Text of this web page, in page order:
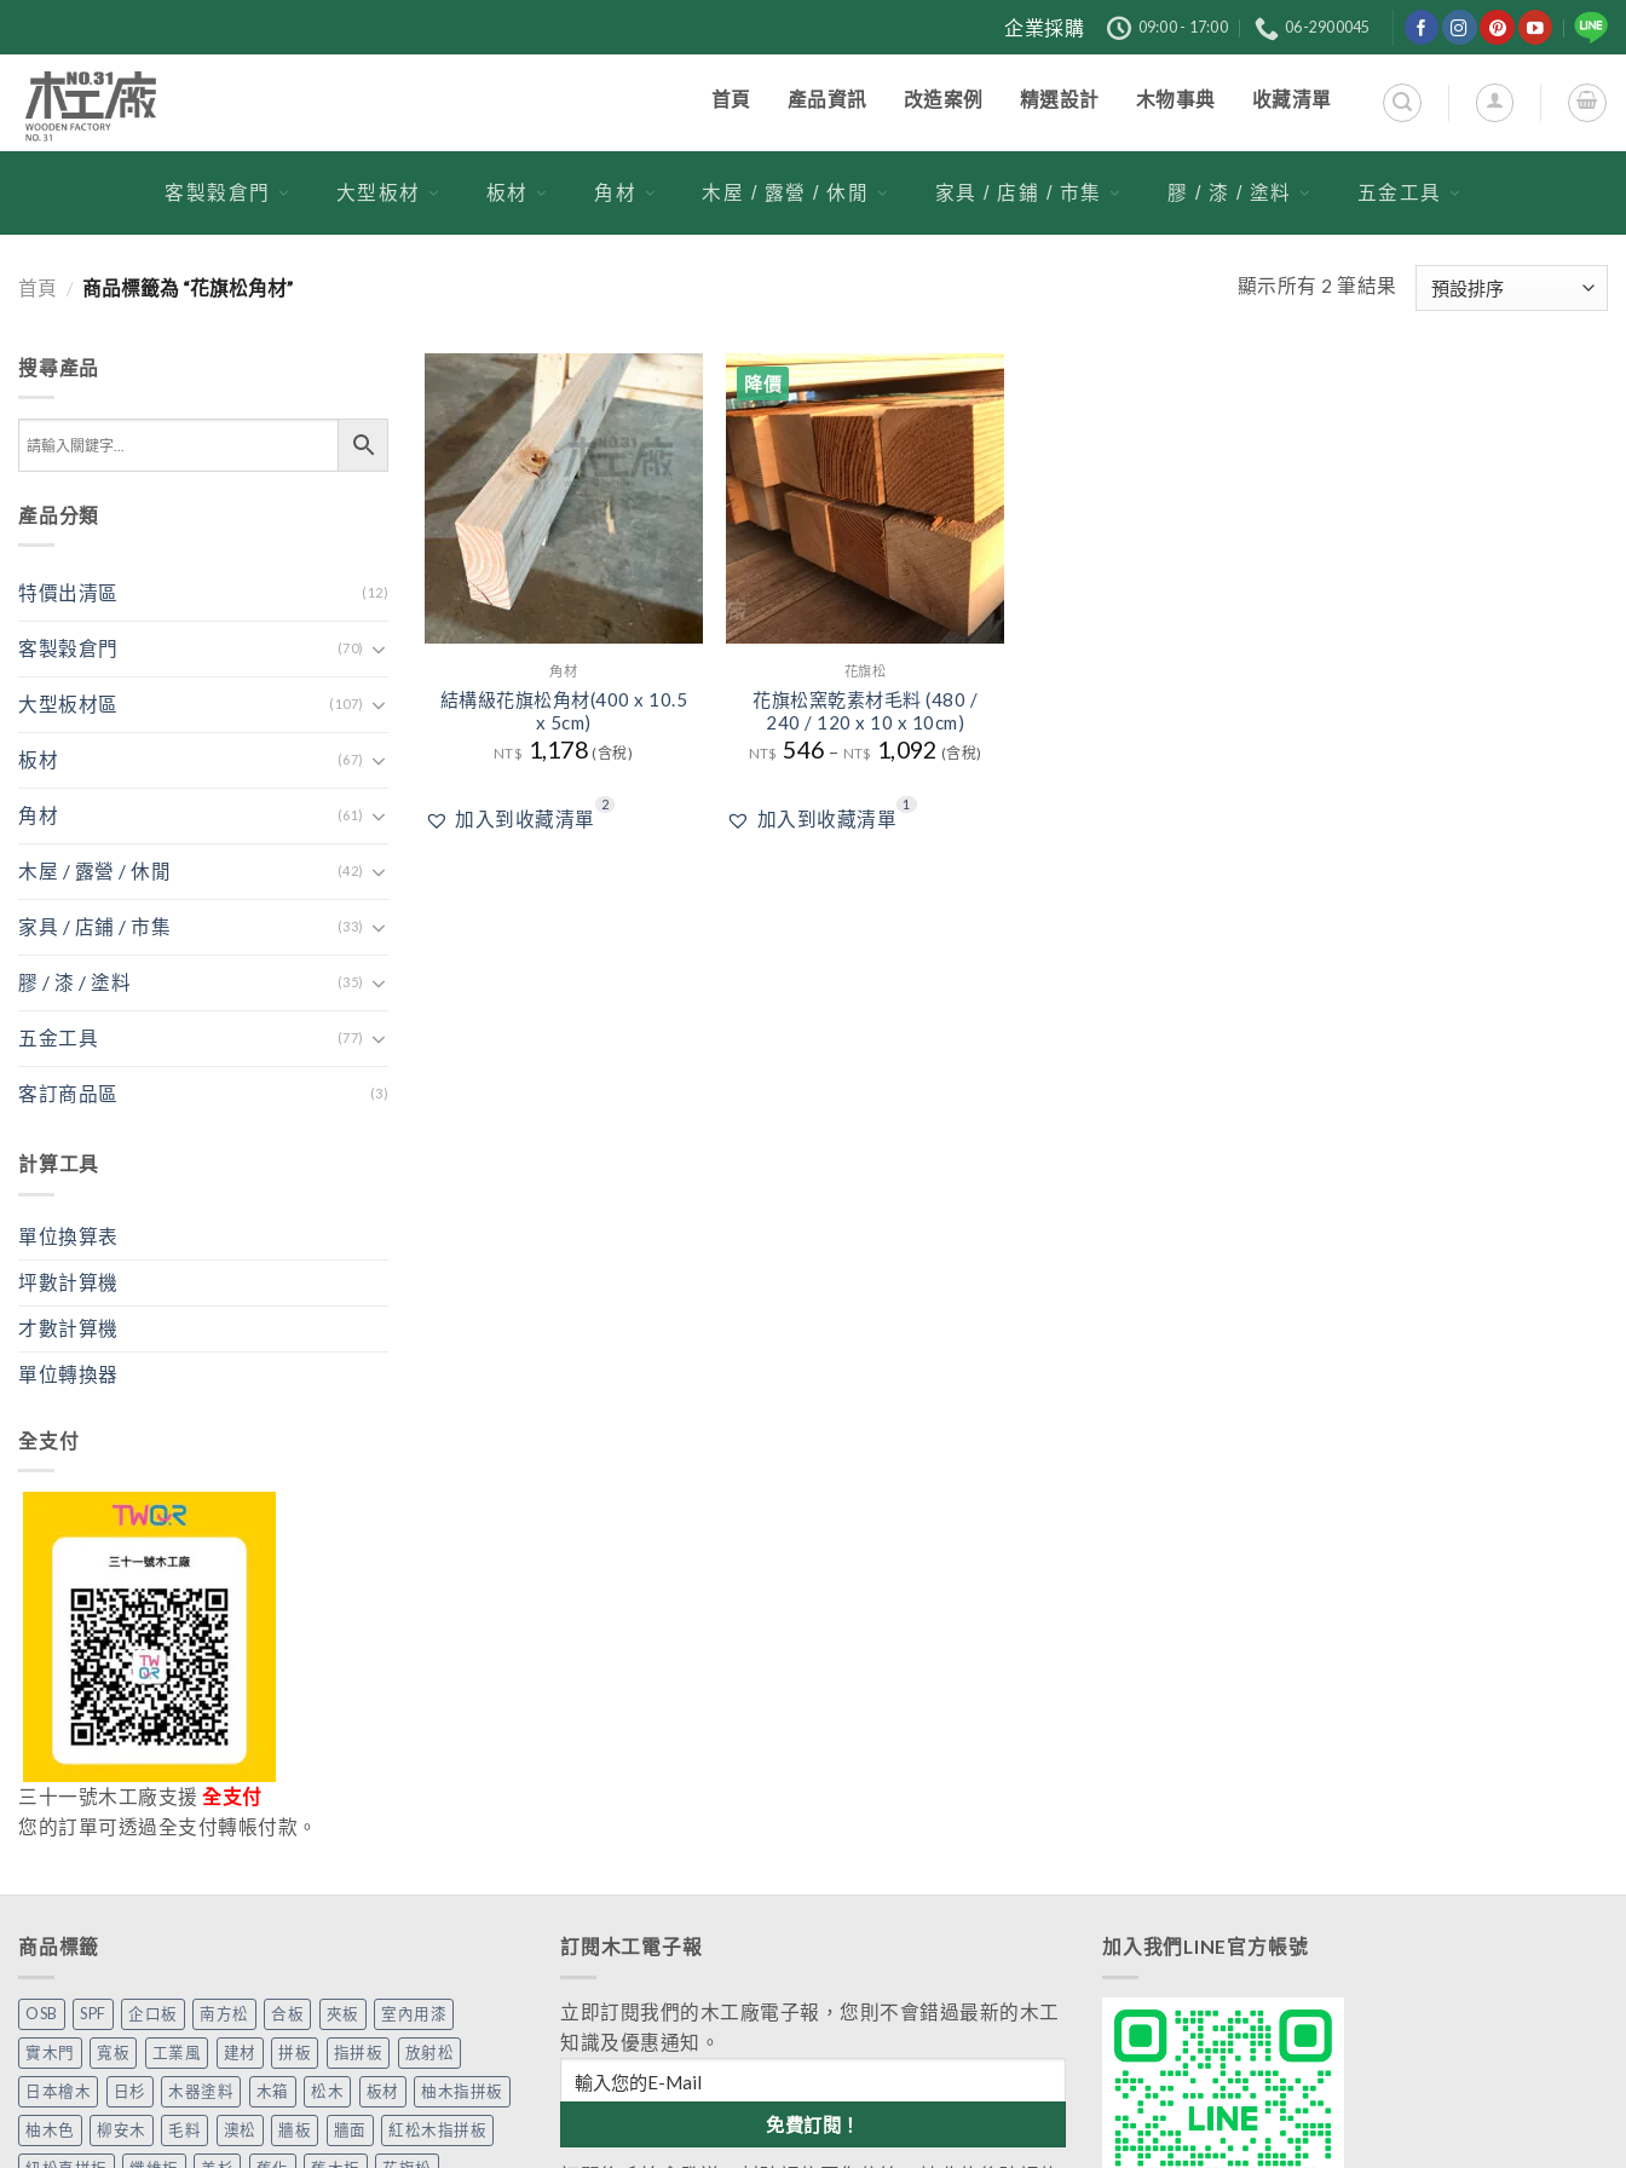
企業採購 09:00 - 17:00 06-2900045
首頁 產品資訊 改造案例 精選設計 木物事典 收藏清單
客製穀倉門 大型板材 板材 角材 木屋 / 露營 / 休閒 家具 / 店鋪 / 市集 膠 / 漆 / 塗料 五金工具
首頁 / 商品標籤為 “花旗松角材” 顯示所有 2 筆結果
搜尋產品
產品分類
特價出清區 (12)
客製穀倉門 (70)
大型板材區 (107)
板材 (67)
角材 (61)
木屋 / 露營 / 休閒 (42)
家具 / 店鋪 / 市集 (33)
膠 / 漆 / 塗料 (35)
五金工具 (77)
客訂商品區 (3)
計算工具
單位換算表
坪數計算機
才數計算機
單位轉換器
全支付
三十一號木工廠支援 全支付
您的訂單可透過全支付轉帳付款。
加入
到收
藏清
單
2
角材
結構級花旗松角材(400 x 10.5
x 5cm)
NT$ 1,178 (含稅)
加入到收藏清單
2
降價
加入
到收
藏清
單
2
1
花旗松
花旗松窯乾素材毛料 (480 /
240 / 120 x 10 x 10cm)
NT$ 546 – NT$ 1,092 (含稅)
加入到收藏清單
21
商品標籤
OSB SPF 企口板 南方松 合板 夾板 室內用漆
實木門 寬板 工業風 建材 拼板 指拼板 放射松
日本檜木 日杉 木器塗料 木箱 松木 板材 柚木指拼板
柚木色 柳安木 毛料 澳松 牆板 牆面 紅松木指拼板
訂閱木工電子報
立即訂閱我們的木工廠電子報，您則不會錯過最新的木工
知識及優惠通知。
加入我們LINE官方帳號